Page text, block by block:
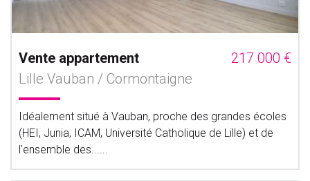
Vente appartement
217 000 €
Lille Vauban / Cormontaigne
Idéalement situé à Vauban, proche des grandes écoles
(HEI, Junia, ICAM, Université Catholique de Lille) et de
l'ensemble des......